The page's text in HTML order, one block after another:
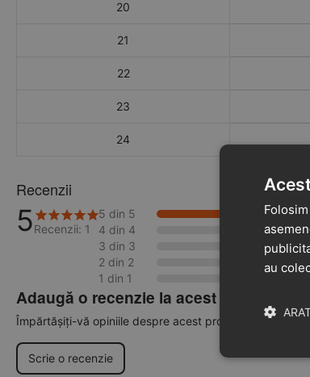
20
21
22
23
24
Recenzii
5Recenzii: 1
5 din 5
100%
4 din 4
0%
3 din 3
0%
2 din 2
0%
1 din 1
Adaugă o recenzie la acest produs
Împărtășiți-vă opiniile despre acest produs cu alți clienți
Scrie o recenzie
au